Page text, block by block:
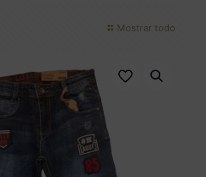
Mostrar todo